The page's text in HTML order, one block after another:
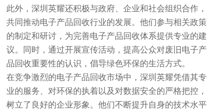
此外，深圳英耀还积极与政府、企业和社会组织合作，
共同推动电子产品回收行业的发展。他们参与相关政策
的制定和研讨，为完善电子产品回收体系提供专业的建
议。同时，通过开展宣传活动，提高公众对废旧电子产
品回收重要性的认识，倡导绿色环保的生活方式。
在竞争激烈的电子产品回收市场中，深圳英耀凭借其专
业的服务、对环保的执着以及对数据安全的严格把控，
树立了良好的企业形象。他们不断提升自身的技术水平